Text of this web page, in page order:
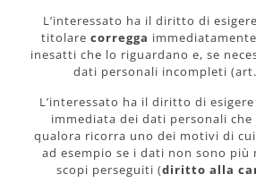
L’interessato ha il diritto di
titolarecorregga
inesatti che lo riguardano e, se
dati personali incompleti (art.
L’interessato ha il diritto di
immediata dei dati personali
qualora ricorra uno dei motivi di cui
ad esempio se i dati non sono più
scopi perseguiti (diritto alla